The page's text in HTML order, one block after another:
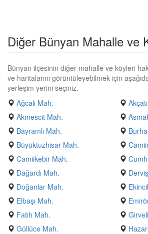
Diğer Bünyan Mahalle ve
Bünyan ilçesinin diğer mahalle ve köyleri
ve haritalarını görüntüleyebilmek için
yerleşim yerini seçiniz.
Ağcalı Mah.
Akmescit Mah.
Bayramlı Mah.
Büyüktuzhisar Mah.
Camiikebir Mah.
Dağardı Mah.
Doğanlar Mah.
Elbaşı Mah.
Fatih Mah.
Güllüce Mah.